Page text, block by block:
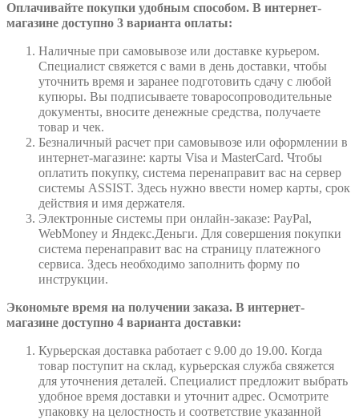
Оплачивайте покупки удобным способом. В интернет-
магазине доступно 3 варианта оплаты:
Наличные при самовывозе или доставке курьером.
Специалист свяжется с вами в день доставки, чтобы
уточнить время и заранее подготовить сдачу с любой
купюры. Вы подписываете товаросопроводительные
документы, вносите денежные средства, получаете
товар и чек.
Безналичный расчет при самовывозе или оформлении в
интернет-магазине: карты Visa и MasterCard. Чтобы
оплатить покупку, система перенаправит вас на сервер
системы ASSIST. Здесь нужно ввести номер карты, срок
действия и имя держателя.
Электронные системы при онлайн-заказе: PayPal,
WebMoney и Яндекс.Деньги. Для совершения покупки
система перенаправит вас на страницу платежного
сервиса. Здесь необходимо заполнить форму по
инструкции.
Экономьте время на получении заказа. В интернет-
магазине доступно 4 варианта доставки:
Курьерская доставка работает с 9.00 до 19.00. Когда
товар поступит на склад, курьерская служба свяжется
для уточнения деталей. Специалист предложит выбрать
удобное время доставки и уточнит адрес. Осмотрите
упаковку на целостность и соответствие указанной